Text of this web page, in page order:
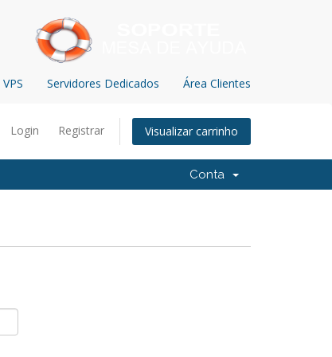
VPS Servidores Dedicados Área Clientes
Login Registrar Visualizar carrinho
Conta